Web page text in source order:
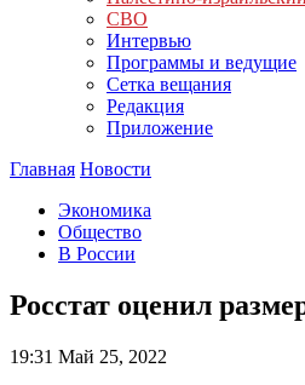
СВО
Интервью
Программы и ведущие
Сетка вещания
Редакция
Приложение
Главная Новости
Экономика
Общество
В России
Росстат оценил
19:31 Май 25, 2022